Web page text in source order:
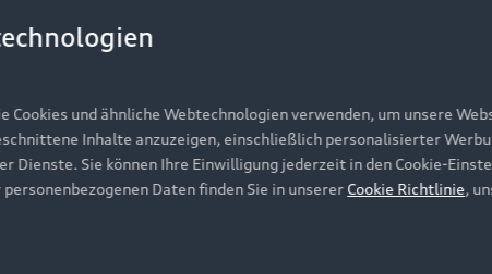
und ähnliche Webtechnologien verwenden, um unsere
Inhalte anzuzeigen, einschließlich personalisierter
Dienste. Sie können Ihre Einwilligung jederzeit in den Cookie-
Daten finden Sie in unserer Cookie Richtlinie,